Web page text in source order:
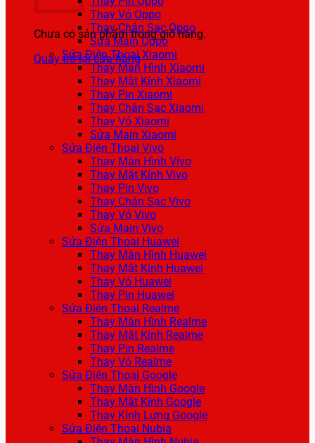
Chưa có sản phẩm trong giỏ hàng.
Quay trở lại cửa hàng
Thay Vỏ Oppo
Thay Chân Sạc Oppo
Sửa Main Oppo
Sửa Điện Thoại Xiaomi
Thay Màn Hình Xiaomi
Thay Mặt Kính Xiaomi
Thay Pin Xiaomi
Thay Chân Sạc Xiaomi
Thay Vỏ Xiaomi
Sửa Main Xiaomi
Sửa Điện Thoại Vivo
Thay Màn Hình Vivo
Thay Mặt Kính Vivo
Thay Pin Vivo
Thay Chân Sạc Vivo
Thay Vỏ Vivo
Sửa Main Vivo
Sửa Điện Thoại Huawei
Thay Màn Hình Huawei
Thay Mặt Kính Huawei
Thay Vỏ Huawei
Thay Pin Huawei
Sửa Điện Thoại Realme
Thay Màn Hình Realme
Thay Mặt Kính Realme
Thay Pin Realme
Thay Vỏ Realme
Sửa Điện Thoại Google
Thay Màn Hình Google
Thay Mặt Kính Google
Thay Kính Lưng Google
Sửa Điện Thoại Nubia